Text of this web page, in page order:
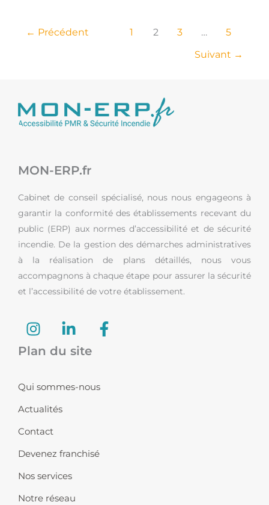
← Précédent 1 2 3 …
5
Suivant →
MON-ERP.fr
Cabinet de conseil spécialisé, nous nous engageons à
garantir la conformité des établissements recevant du
public (ERP) aux normes d’accessibilité et de sécurité
incendie. De la gestion des démarches administratives
à la réalisation de plans détaillés, nous vous
accompagnons à chaque étape pour assurer la sécurité
et l’accessibilité de votre établissement.
I
n
s
a
g
r
a
m
i
n
e
d
i
n
F
a
Plan du site
Qui sommes-nous
Actualités
Contact
Devenez franchisé
Nos services
Notre réseau